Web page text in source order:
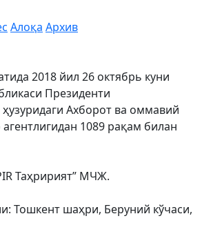
Алоқа Архив
2018 йил 26 октябрь куни
Президенти
Ахборот ва оммавий
1089 рақам билан
Таҳририят” МЧЖ.
Тошкент шаҳри, Беруний кўчаси,